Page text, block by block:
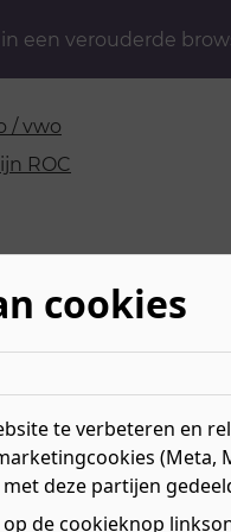
een verouderde
/ vwo
ROC
niveau je kunt
1-opleidingen
cookies
te verbeteren en
(Meta,
deze partijen
de cookieknop